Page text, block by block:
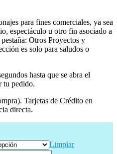
para fines comerciales, ya sea
espectáculo u otro fin asociado a
Otros Proyectos y
es solo para saludos o
hasta que se abra el
tu pedido.
Tarjetas de Crédito en
directa.
Limpiar